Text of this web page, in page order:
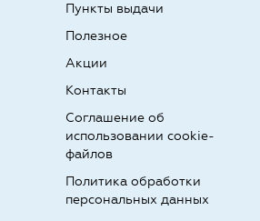
Пункты выдачи
Полезное
Акции
Контакты
Соглашение об
использовании cookie-
файлов
Политика обработки
персональных данных